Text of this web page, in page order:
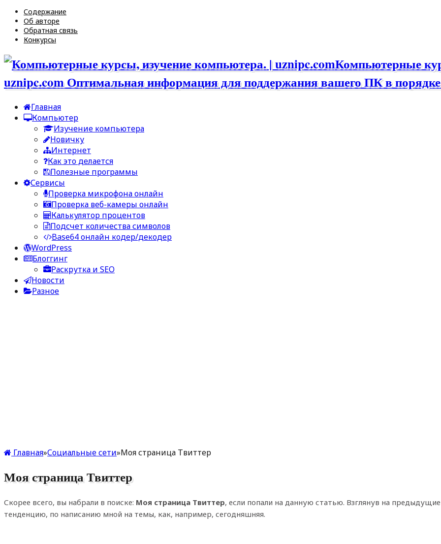
Содержание
Об авторе
Обратная связь
Конкурсы
Компьютерные
uznipc.com Оптимальная информация для поддержания вашего ПК в
Главная
Компьютер
Изучение компьютера
Новичку
Интернет
Как это делается
Полезные программы
Сервисы
Проверка микрофона онлайн
Проверка веб-камеры онлайн
Калькулятор процентов
Подсчет количества символов
Base64 онлайн кодер/декодер
WordPress
Блоггинг
Раскрутка и SEO
Новости
Разное
Главная»Социальные сети»Моя страница Твиттер
Моя страница Твиттер
Скорее всего, вы набрали в поиске: Моя страница Твиттер, если попали на данную статью. Взглянув на
тенденцию, по написанию мной на темы, как, например, сегодняшняя.